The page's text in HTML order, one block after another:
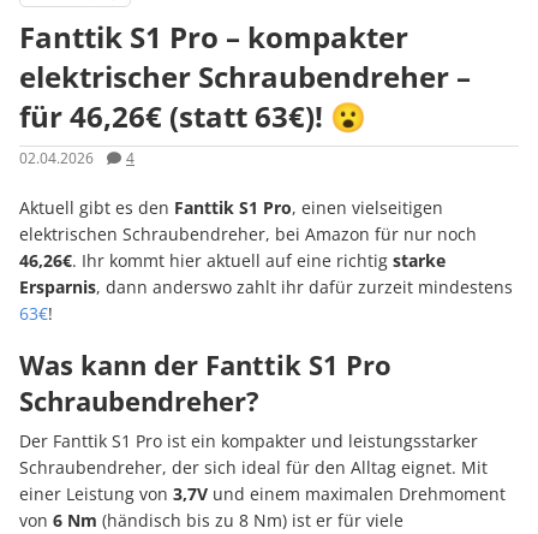
Fanttik S1 Pro – kompakter
elektrischer Schraubendreher –
für 46,26€ (statt 63€)! 😮
02.04.2026 4
Aktuell gibt es den Fanttik S1 Pro, einen vielseitigen
elektrischen Schraubendreher, bei Amazon für nur noch
46,26€. Ihr kommt hier aktuell auf eine richtig starke
Ersparnis, dann anderswo zahlt ihr dafür zurzeit mindestens
63€!
Was kann der Fanttik S1 Pro
Schraubendreher?
Der Fanttik S1 Pro ist ein kompakter und leistungsstarker
Schraubendreher, der sich ideal für den Alltag eignet. Mit
einer Leistung von 3,7V und einem maximalen Drehmoment
von 6 Nm (händisch bis zu 8 Nm) ist er für viele